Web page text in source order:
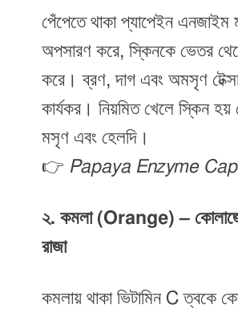
পেঁপেতে থাকা প্যাপেইন
অপসারণ করে, স্কিনকে ভেতর
করে। ব্রণ, দাগ এবং অমসৃণ
কার্যকর। নিয়মিত খেলে স্কিন হয়
মসৃণ এবং হেলদি।
👉 Papaya Enzyme
২. কমলা (Orange) –
রাজা
কমলায় থাকা ভিটামিন C ত্বকে